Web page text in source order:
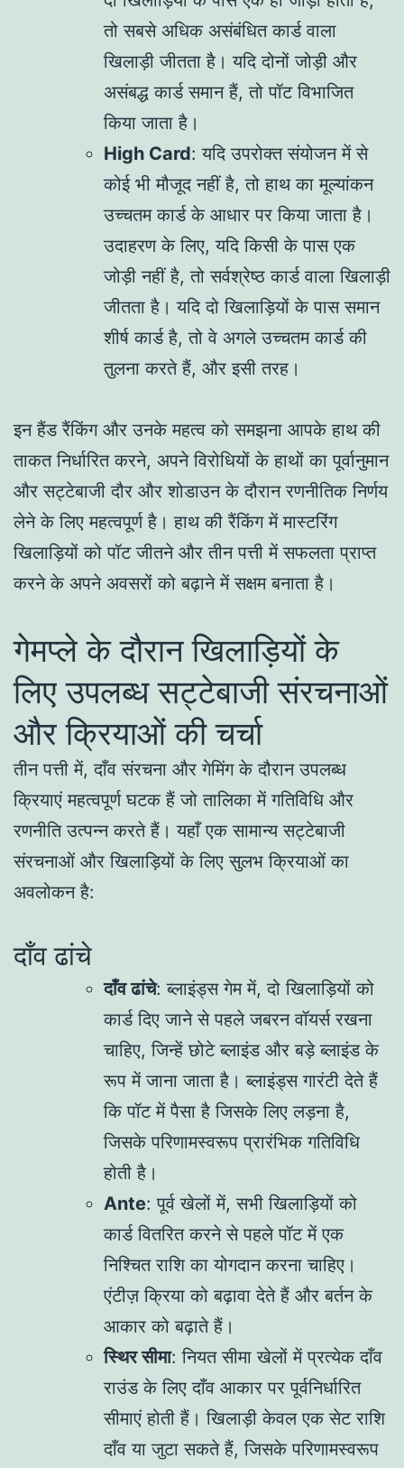
तो सबसे अधिक असंबंधित कार्ड वाला
खिलाड़ी जीतता है। यदि दोनों जोड़ी और
असंबद्ध कार्ड समान हैं, तो पॉट विभाजित
किया जाता है।
High Card: यदि उपरोक्त संयोजन में से
कोई भी मौजूद नहीं है, तो हाथ का मूल्यांकन
उच्चतम कार्ड के आधार पर किया जाता है।
उदाहरण के लिए, यदि किसी के पास एक
जोड़ी नहीं है, तो सर्वश्रेष्ठ कार्ड वाला खिलाड़ी
जीतता है। यदि दो खिलाड़ियों के पास समान
शीर्ष कार्ड है, तो वे अगले उच्चतम कार्ड की
तुलना करते हैं, और इसी तरह।
इन हैंड रैंकिंग और उनके महत्व को समझना आपके हाथ की
ताकत निर्धारित करने, अपने विरोधियों के हाथों का पूर्वानुमान
और सट्टेबाजी दौर और शोडाउन के दौरान रणनीतिक निर्णय
लेने के लिए महत्वपूर्ण है। हाथ की रैंकिंग में मास्टरिंग
खिलाड़ियों को पॉट जीतने और तीन पत्ती में सफलता प्राप्त
करने के अपने अवसरों को बढ़ाने में सक्षम बनाता है।
गेमप्ले के दौरान खिलाड़ियों के
लिए उपलब्ध सट्टेबाजी संरचनाओं
और क्रियाओं की चर्चा
तीन पत्ती में, दाँव संरचना और गेमिंग के दौरान उपलब्ध
क्रियाएं महत्वपूर्ण घटक हैं जो तालिका में गतिविधि और
रणनीति उत्पन्न करते हैं। यहाँ एक सामान्य सट्टेबाजी
संरचनाओं और खिलाड़ियों के लिए सुलभ क्रियाओं का
अवलोकन है:
दाँव ढांचे
दाँव ढांचे: ब्लाइंड्स गेम में, दो खिलाड़ियों को
कार्ड दिए जाने से पहले जबरन वॉयर्स रखना
चाहिए, जिन्हें छोटे ब्लाइंड और बड़े ब्लाइंड के
रूप में जाना जाता है। ब्लाइंड्स गारंटी देते हैं
कि पॉट में पैसा है जिसके लिए लड़ना है,
जिसके परिणामस्वरूप प्रारंभिक गतिविधि
होती है।
Ante: पूर्व खेलों में, सभी खिलाड़ियों को
कार्ड वितरित करने से पहले पॉट में एक
निश्चित राशि का योगदान करना चाहिए।
एंटीज़ क्रिया को बढ़ावा देते हैं और बर्तन के
आकार को बढ़ाते हैं।
स्थिर सीमा: नियत सीमा खेलों में प्रत्येक दाँव
राउंड के लिए दाँव आकार पर पूर्वनिर्धारित
सीमाएं होती हैं। खिलाड़ी केवल एक सेट राशि
दाँव या जुटा सकते हैं, जिसके परिणामस्वरूप